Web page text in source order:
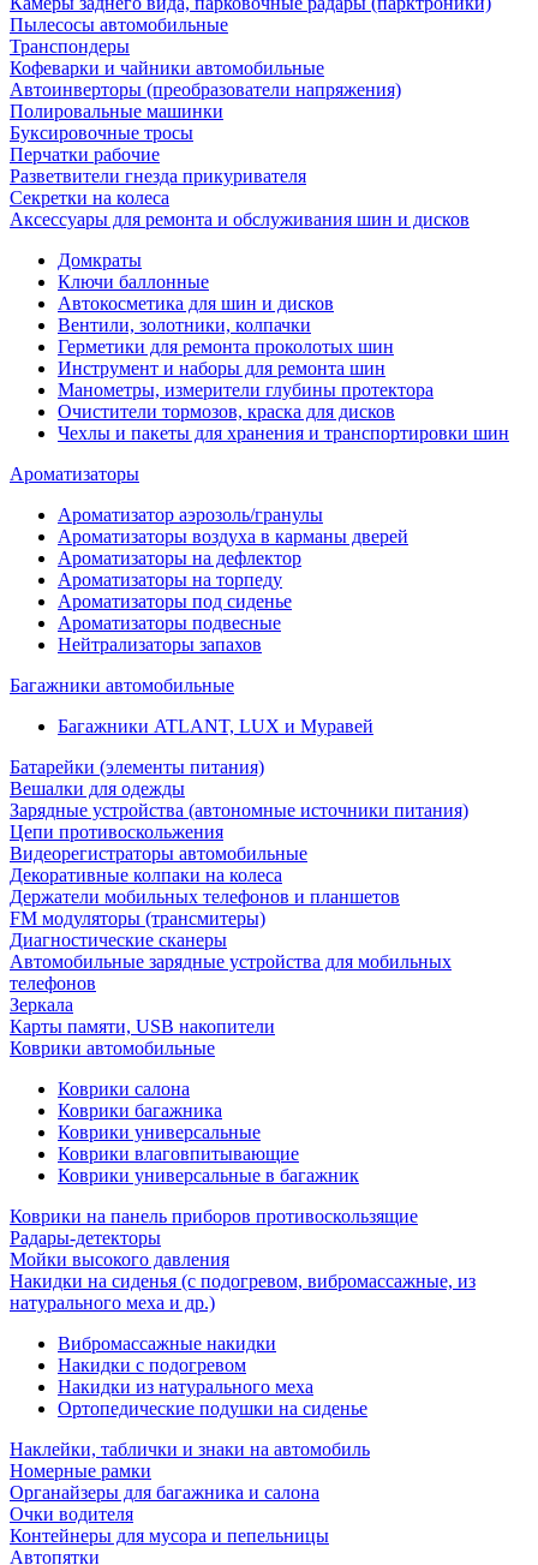
Пылесосы автомобильные
Транспондеры
Кофеварки и чайники автомобильные
Автоинверторы (преобразователи напряжения)
Полировальные машинки
Буксировочные тросы
Перчатки рабочие
Разветвители гнезда прикуривателя
Секретки на колеса
Аксессуары для ремонта и обслуживания ‎шин и дисков
Домкраты
Ключи баллонные
Автокосметика для шин и дисков
Вентили, золотники, колпачки
Герметики для ремонта проколотых шин
Инструмент и наборы для ремонта шин
Манометры, измерители глубины протектора
Очистители тормозов, краска для дисков
Чехлы и пакеты для хранения и транспортировки шин
Ароматизаторы
Ароматизатор аэрозоль/гранулы
Ароматизаторы воздуха в карманы дверей
Ароматизаторы на дефлектор
Ароматизаторы на торпеду
Ароматизаторы под сиденье
Ароматизаторы подвесные
Нейтрализаторы запахов
Багажники автомобильные
Багажники ATLANT, LUX и Муравей
Батарейки (элементы питания)
Вешалки для одежды
Зарядные устройства (автономные источники питания)
Цепи противоскольжения
Видеорегистраторы автомобильные
Декоративные колпаки на колеса
Держатели мобильных телефонов и планшетов
FM модуляторы (трансмитеры)
Диагностические сканеры
Автомобильные зарядные устройства для мобильных
телефонов
Зеркала
Карты памяти, USB накопители
Коврики автомобильные
Коврики салона
Коврики багажника
Коврики универсальные
Коврики влаговпитывающие
Коврики универсальные в багажник
Коврики на панель приборов противоскользящие
Радары-детекторы
Мойки высокого давления
Накидки на сиденья (с подогревом, вибромассажные, из
натурального меха и др.)
Вибромассажные накидки
Накидки с подогревом
Накидки из натурального меха
Ортопедические подушки на сиденье
Наклейки, таблички и знаки на автомобиль
Номерные рамки
Органайзеры для багажника и салона
Очки водителя
Контейнеры для мусора и пепельницы
Автопятки